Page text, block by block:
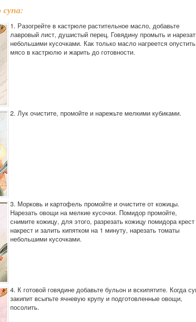
супа:
1. Разогрейте в кастрюле растительное масло, добавьте
лавровый лист, душистый перец. Говядину промыть и
небольшими кусочками. Как только масло нагреется опустить
мясо в кастрюлю и жарить до готовности.
2. Лук очистите, промойте и нарежьте мелкими кубиками.
3. Морковь и картофель промойте и очистите от кожицы.
Нарезать овощи на мелкие кусочки. Помидор промойте,
снимите кожицу, для этого, разрезать кожицу помидора крест
накрест и залить кипятком на 1 минуту, нарезать томаты
небольшими кусочками.
4. К готовой говядине добавьте бульон и вскипятите. Когда
закипит всыпьте ячневую крупу и подготовленные овощи,
посолить.